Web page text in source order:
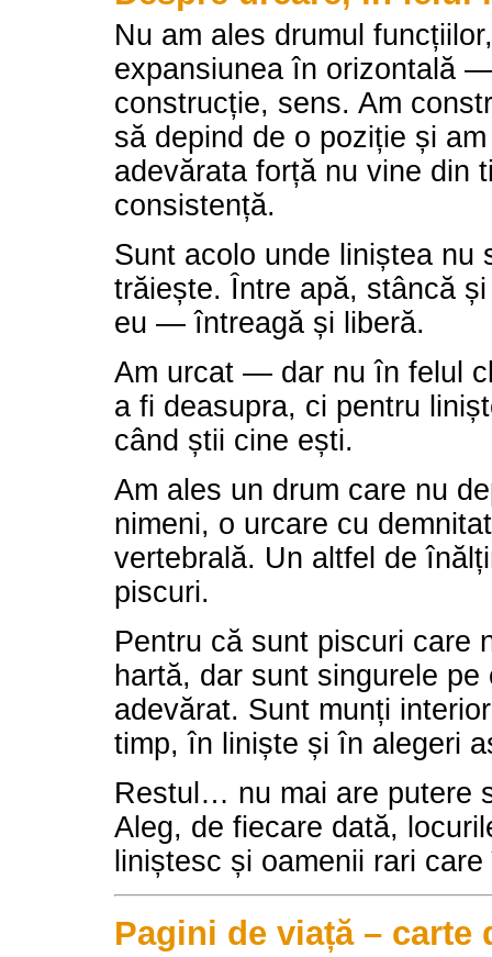
Nu am ales drumul
expansiunea în orizontală
construcție, sens. Am
să depind de o poziție și
adevărata forță nu vine din
consistență.
Sunt acolo unde liniștea
trăiește. Între apă, stâncă
eu — întreagă și liberă.
Am urcat — dar nu în felul
a fi deasupra, ci pentru
când știi cine ești.
Am ales un drum care nu
nimeni, o urcare cu
vertebrală. Un altfel de
piscuri.
Pentru că sunt piscuri care
hartă, dar sunt singurele pe
adevărat. Sunt munți
timp, în liniște și în alegeri
Restul… nu mai are putere
Aleg, de fiecare dată,
liniștesc și oamenii rari
Pagini de viață – carte